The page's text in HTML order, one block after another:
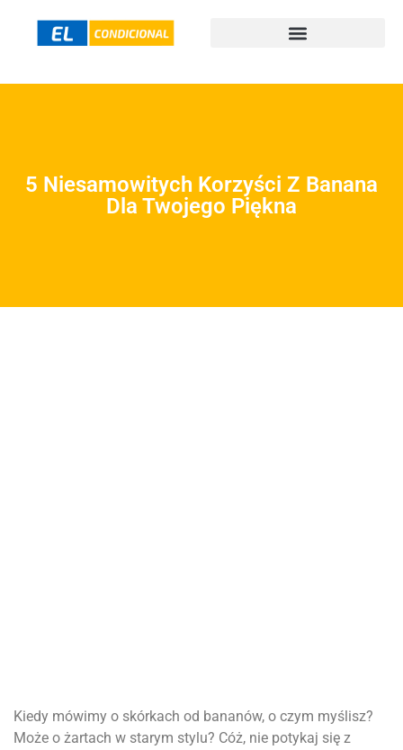
5 Niesamowitych Korzyści Z Banana
Dla Twojego Piękna
Kiedy mówimy o skórkach od bananów, o czym myślisz?
Może o żartach w starym stylu? Cóż, nie potykaj się z